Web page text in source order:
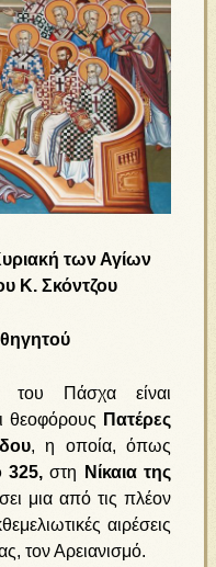
των Αγίων
Κ. Σκόντζου
Πάσχα είναι
θεοφόρους Πατέρες
, η οποία, όπως
325, στη
Νίκαια της
μια από τις πλέον
αιρέσεις
τον Αρειανισμό.